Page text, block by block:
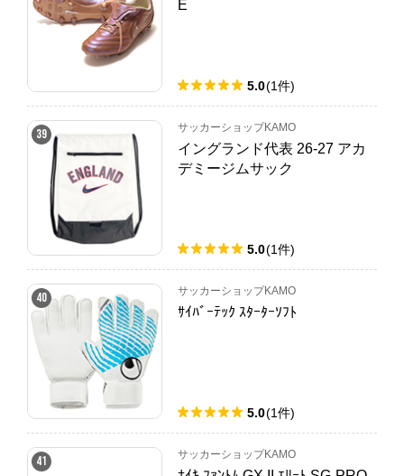
E
5.0(1件)
39 サッカーショップKAMO
イングランド代表 26-27 アカ
デミージムサック
5.0(1件)
40 サッカーショップKAMO
ｻｲﾊﾞｰﾃｯｸ ｽﾀｰﾀｰｿﾌﾄ
5.0(1件)
41 サッカーショップKAMO